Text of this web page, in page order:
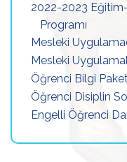
2022-2023
Programı
Mesleki
Mesleki
Öğrenci Bilgi
Öğrenci Disiplin
Engelli Öğrenci